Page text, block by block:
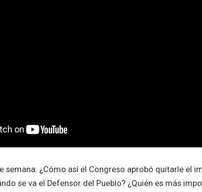
semana: ¿Cómo así el Congreso aprobó quitarle el
se va el Defensor del Pueblo? ¿Quién es más